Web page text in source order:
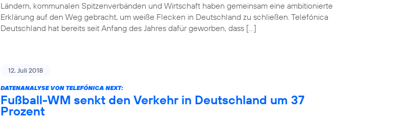
Ländern, kommunalen Spitzenverbänden und Wirtschaft haben gemeinsam eine ambitionierte
Erklärung auf den Weg gebracht, um weiße Flecken in Deutschland zu schließen. Telefónica
Deutschland hat bereits seit Anfang des Jahres dafür geworben, dass […]
12. Juli 2018
DATENANALYSE VON TELEFÓNICA NEXT:
Fußball-WM senkt den Verkehr in Deutschland um 37
Prozent